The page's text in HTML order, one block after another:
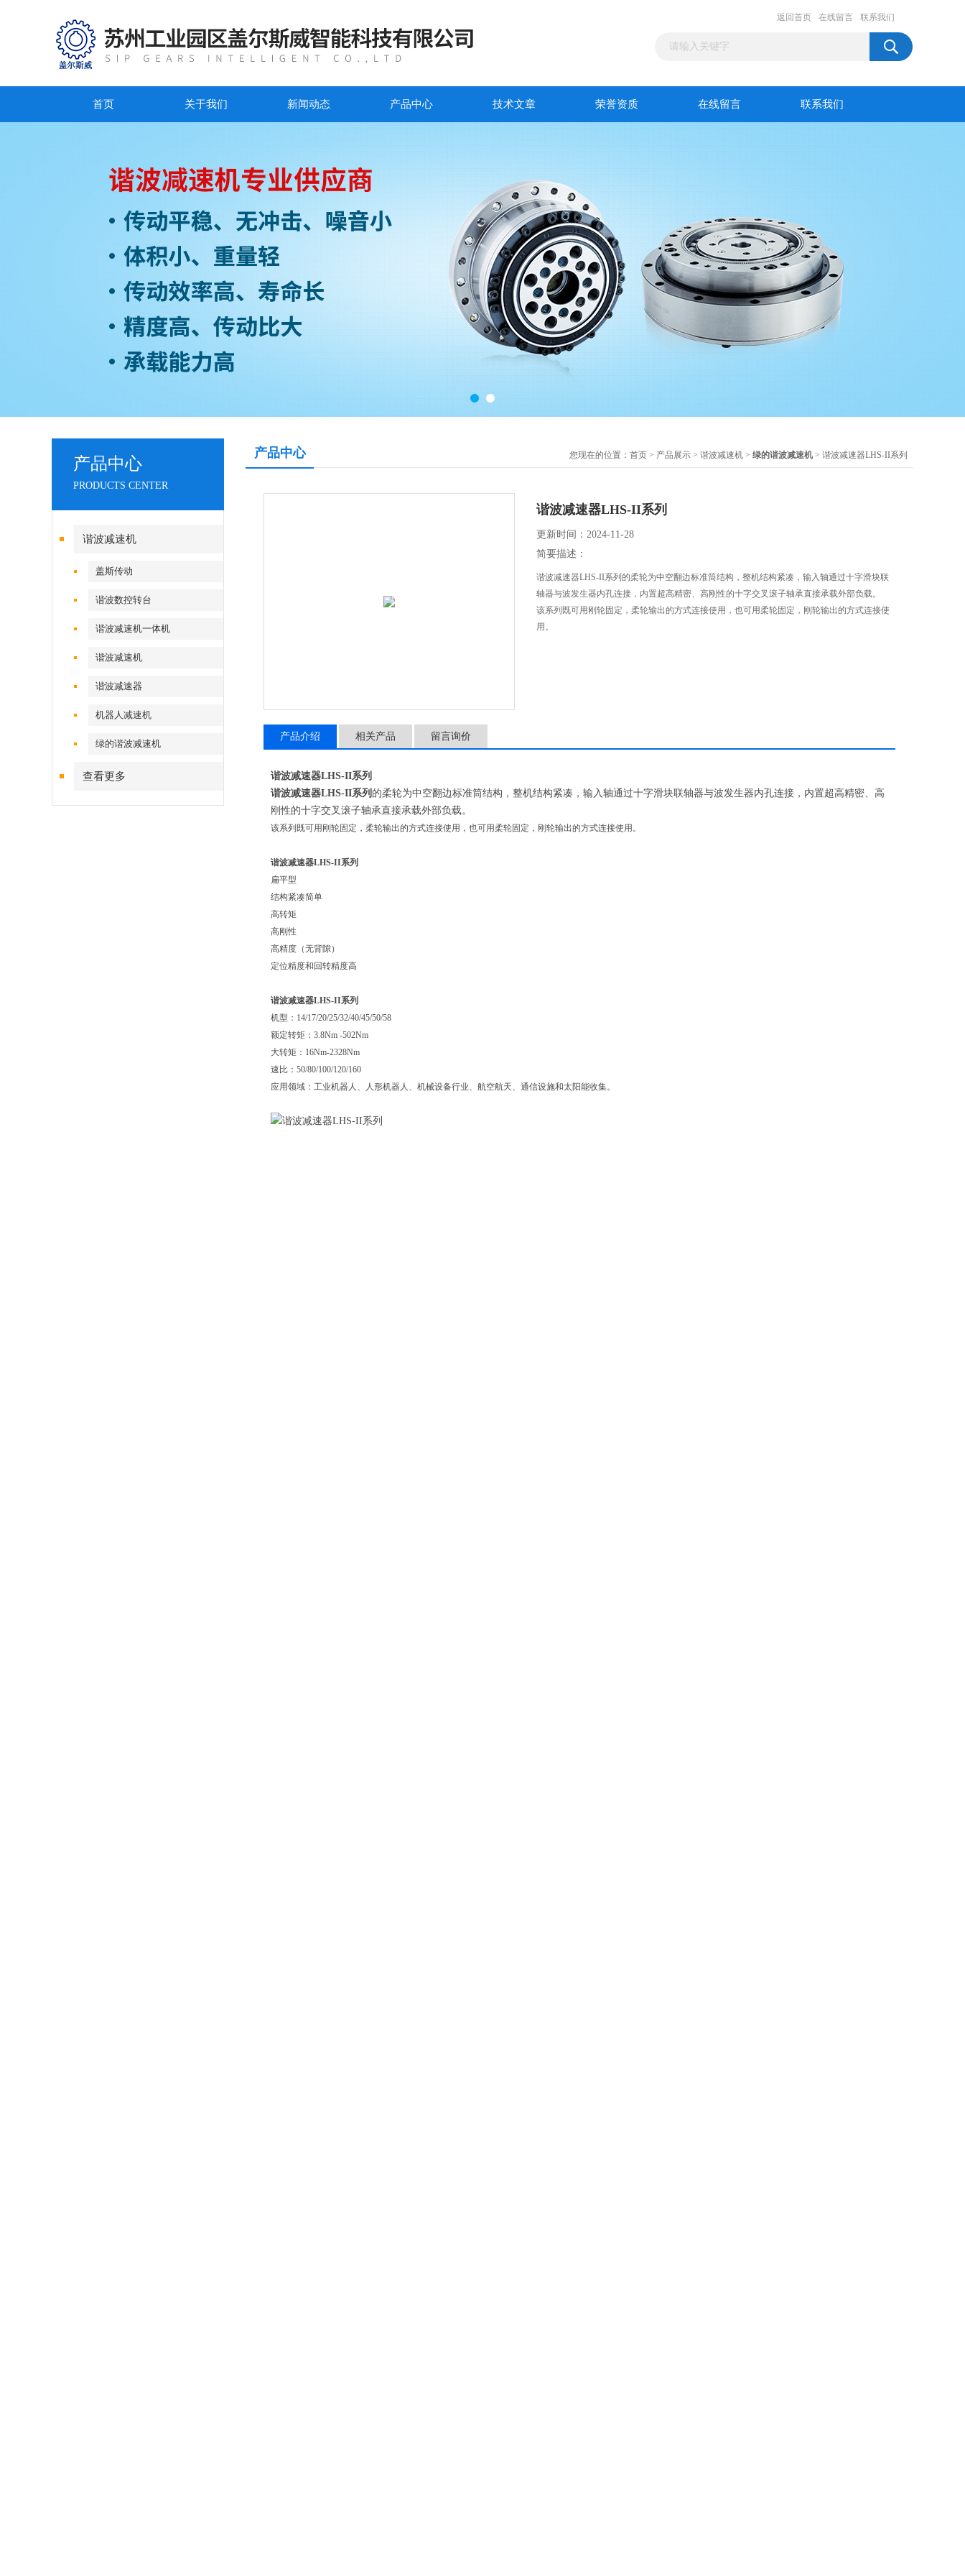
返回首页 在线留言 联系我们
首页 关于我们 新闻动态 产品中心 技术文章 荣誉资质 在线留言 联系我们
产品中心
PRODUCTS CENTER
谐波减速机
盖斯传动
谐波数控转台
谐波减速机一体机
谐波减速机
谐波减速器
机器人减速机
绿的谐波减速机
查看更多
产品中心 您现在的位置： 首页 > 产品展示 > 谐波减速机 > 绿的谐波减速机 > 谐波减速器LHS-II系列
谐波减速器LHS-II系列
更新时间：2024-11-28
简要描述：
谐波减速器LHS-II系列的柔轮为中空翻边标准筒结构，整机结构紧凑，输入轴通过十字滑块联
轴器与波发生器内孔连接，内置超高精密、高刚性的十字交叉滚子轴承直接承载外部负载。
该系列既可用刚轮固定，柔轮输出的方式连接使用，也可用柔轮固定，刚轮输出的方式连接使
用。
产品介绍 相关产品 留言询价
谐波减速器LHS-II系列
谐波减速器LHS-II系列 的柔轮为中空翻边标准筒结构，整机结构紧凑，输入轴通过十字滑块联轴器与波发生器内孔连接，内置超高精密、高
刚性的十字交叉滚子轴承直接承载外部负载。
该系列既可用刚轮固定，柔轮输出的方式连接使用，也可用柔轮固定，刚轮输出的方式连接使用。
谐波减速器LHS-II系列
扁平型
结构紧凑简单
高转矩
高刚性
高精度（无背隙）
定位精度和回转精度高
谐波减速器LHS-II系列
机型：14/17/20/25/32/40/45/50/58
额定转矩：3.8Nm -502Nm
大转矩：16Nm-2328Nm
速比：50/80/100/120/160
应用领域：工业机器人、人形机器人、机械设备行业、航空航天、通信设施和太阳能收集。